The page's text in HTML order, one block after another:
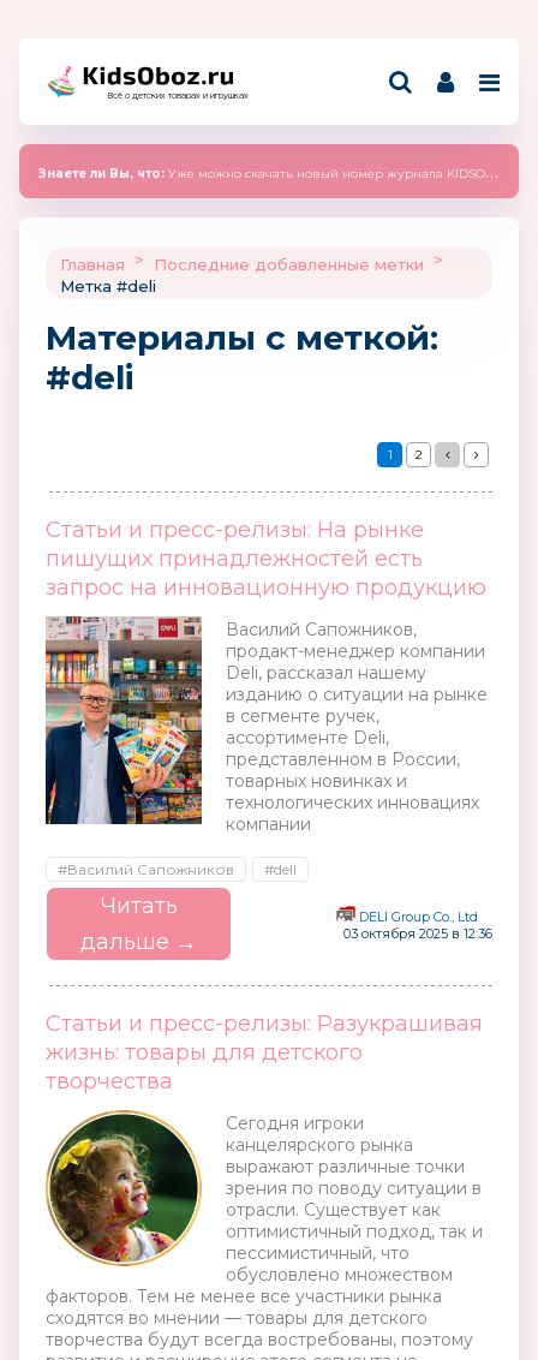
Всё о детских товарах и игрушках
Знаете ли Вы, что: Уже можно скачать новый номер журнала KIDSOBOZ 2025 (сентябрь)
Главная > Последние добавленные метки
>
Метка #deli
Материалы c меткой:
#deli
1 2
Статьи и пресс-релизы: На рынке
пишущих принадлежностей есть
запрос на инновационную продукцию
Василий Сапожников,
продакт-менеджер компании
Deli, рассказал нашему
изданию о ситуации на рынке
в сегменте ручек,
ассортименте Deli,
представленном в России,
товарных новинках и
технологических инновациях
компании
#Василий Сапожников #deli
Читать
дальше →
DELI Group Co., Ltd
03 октября 2025 в 12:36
Статьи и пресс-релизы: Разукрашивая
жизнь: товары для детского
творчества
Сегодня игроки
канцелярского рынка
выражают различные точки
зрения по поводу ситуации в
отрасли. Существует как
оптимистичный подход, так и
пессимистичный, что
обусловлено множеством
факторов. Тем не менее все участники рынка
сходятся во мнении — товары для детского
творчества будут всегда востребованы, поэтому